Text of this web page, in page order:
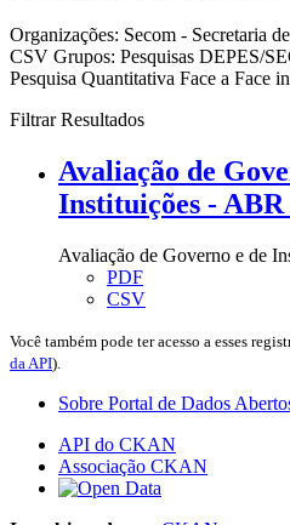
Organizações: Secom - Secretaria
CSV Grupos: Pesquisas DEPES/
Pesquisa Quantitativa Face a Face
Filtrar Resultados
Avaliação de
Instituições - ABR
Avaliação de Governo e de
PDF
CSV
Você também pode ter acesso a esses
da API).
Sobre Portal de Dados
API do CKAN
Associação CKAN